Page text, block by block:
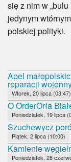
się z nim w
jedynym
polskiej polityki.
Apel
reparacji
Wtorek, 20 lipca (03:47)
O OrderOrła
Poniedziałek, 19 lipca
Szuchewycz
Piątek, 2 lipca (10:00)
Kamienie
Poniedziałek, 28